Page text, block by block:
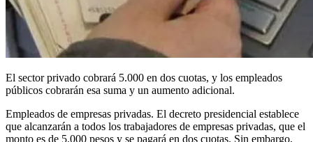
El sector privado cobrará 5.000 en dos cuotas, y los empleados
públicos cobrarán esa suma y un aumento adicional.
Empleados de empresas privadas. El decreto presidencial establece
que alcanzarán a todos los trabajadores de empresas privadas, que el
monto es de 5.000 pesos y se pagará en dos cuotas. Sin embargo,